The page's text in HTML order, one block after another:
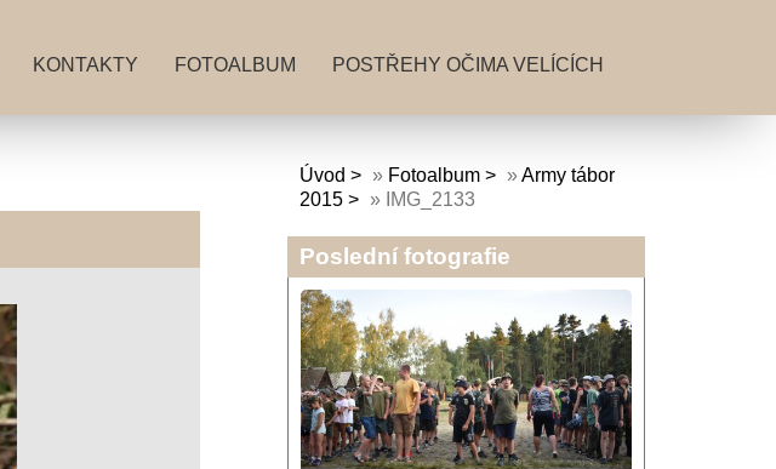
KONTAKTY FOTOALBUM POSTŘEHY OČIMA VELÍCÍCH
Úvod » Fotoalbum »Army tábor
2015
» IMG_2133
Poslední fotografie